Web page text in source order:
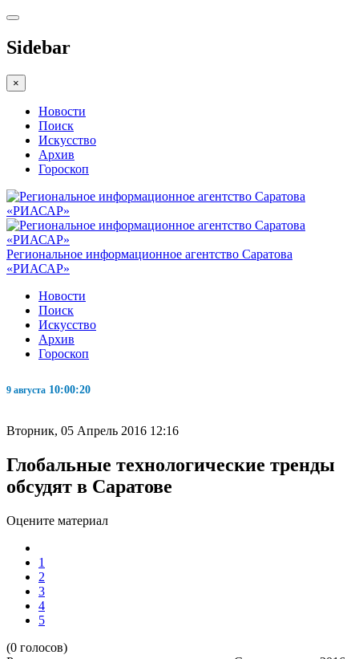
Sidebar
×
Новости
Поиск
Искусство
Архив
Гороскоп
Региональное информационное агентство Саратова
«РИАСАР»
Новости
Поиск
Искусство
Архив
Гороскоп
9 августа 10:00:20
Вторник, 05 Апрель 2016 12:16
Глобальные технологические тренды
обсудят в Саратове
Оцените материал
1
2
3
4
5
(0 голосов)